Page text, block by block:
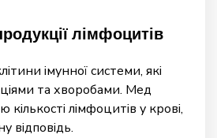
лімфоцитів
імунної системи, які
та хворобами. Мед
кількості лімфоцитів у крові,
відповідь.